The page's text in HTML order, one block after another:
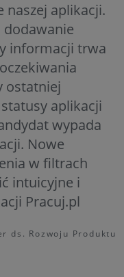
naszej aplikacji.
dodawanie
informacji trwa
ostatniej
aplikacji
wypada
Nowe
w filtrach
intuicyjne i
Pracuj.pl
ds. Rozwoju Produktu